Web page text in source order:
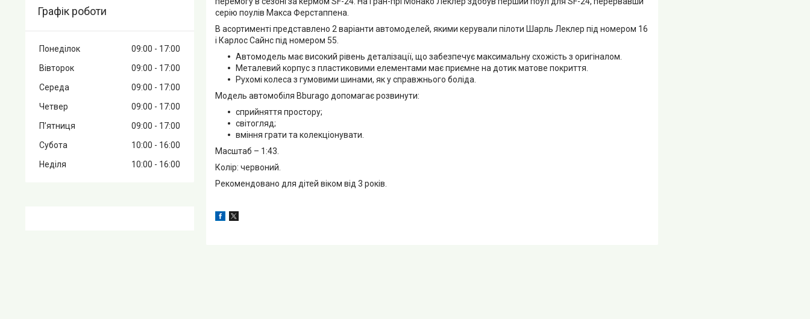
серію поулів Макса Ферстаппена.
В асортименті представлено 2 варіанти автомоделей, якими керували пілоти Шарль Леклер під номером 16
і Карлос Сайнс під номером 55.
Автомодель має високий рівень деталізації, що забезпечує максимальну схожість з оригіналом.
Металевий корпус з пластиковими елементами має приємне на дотик матове покриття.
Рухомі колеса з гумовими шинами, як у справжнього боліда.
Модель автомобіля Bburago допомагає розвинути:
сприйняття простору;
світогляд;
вміння грати та колекціонувати.
Масштаб – 1:43.
Колір: червоний.
Рекомендовано для дітей віком від 3 років.
Графік роботи
Понеділок 09:00
17:00
Вівторок
09:00
17:00
Середа
09:00
17:00
Четвер
09:00
17:00
Пʼятниця
09:00
17:00
Субота
10:00
16:00
Неділя
10:00 16:00